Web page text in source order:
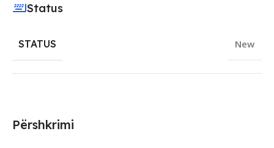
Përshkrimi
Status
STATUS New